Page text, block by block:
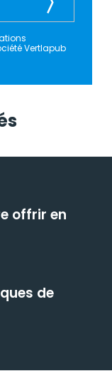
Vertlapub
offrir en
de